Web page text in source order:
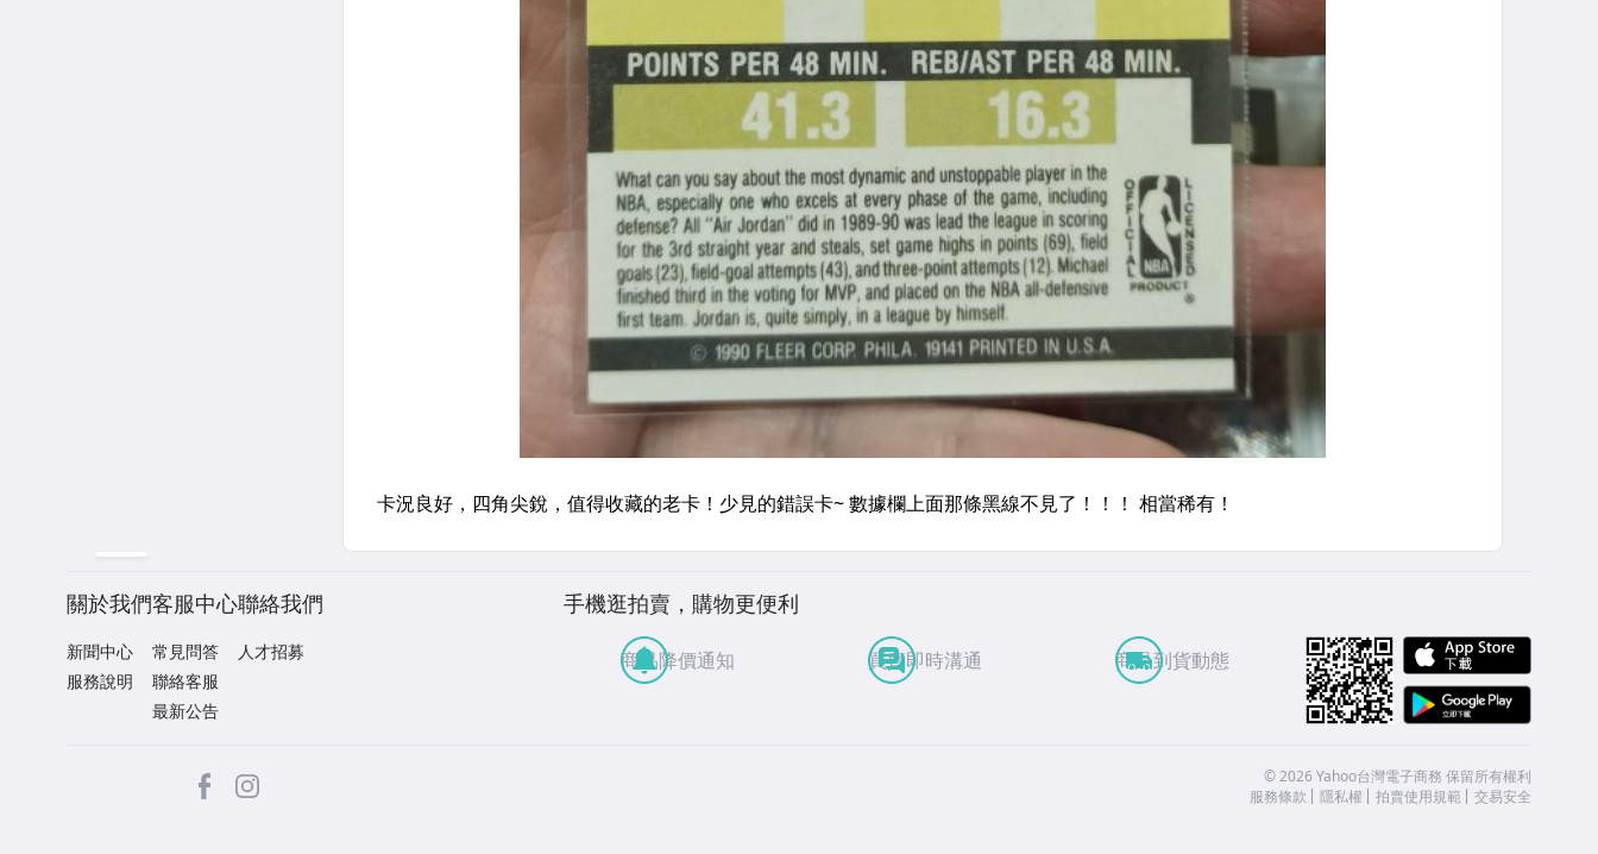
關於我們
新聞中心
服務說明
客服中心
常見問答
聯絡客服
最新公告
聯絡我們
人才招募
手機逛拍賣，購物更便利
商品降價通知 買賣即時溝通 商品到貨動態
facebook ©2026 Yahoo台灣電子商務 保留所有權利
服務條款
隱私權 拍賣使用規範 交易安全